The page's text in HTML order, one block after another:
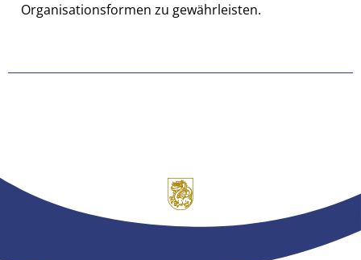
Organisationsformen zu gewährleisten.